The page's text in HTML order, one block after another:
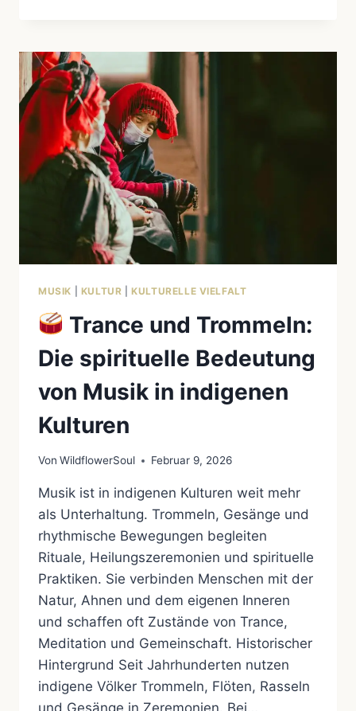
WIE
INDIGENE
VÖLKER
GEBURT,
ERWACHSENWERDEN
UND
TOD
ZELEBRIEREN
MUSIK KULTUR |KULTURELLE VIELFALT
Trance und Trommeln:
Die spirituelle Bedeutung
von Musik in indigenen
Kulturen
Von WildflowerSoul Februar 9, 2026
Musik ist in indigenen Kulturen weit mehr
als Unterhaltung. Trommeln, Gesänge und
rhythmische Bewegungen begleiten
Rituale, Heilungszeremonien und spirituelle
Praktiken. Sie verbinden Menschen mit der
Natur, Ahnen und dem eigenen Inneren
und schaffen oft Zustände von Trance,
Meditation und Gemeinschaft. Historischer
Hintergrund Seit Jahrhunderten nutzen
indigene Völker Trommeln, Flöten, Rasseln